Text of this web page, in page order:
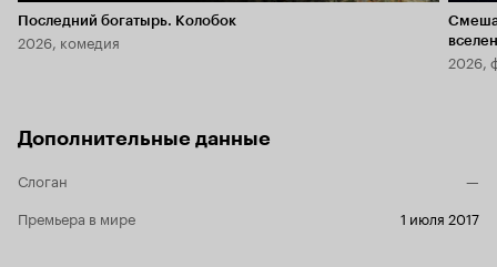
Последний богатырь. Колобок
2026, комедия
2026,
Дополнительные данные
Слоган
—
Премьера в мире
1 июля 2017